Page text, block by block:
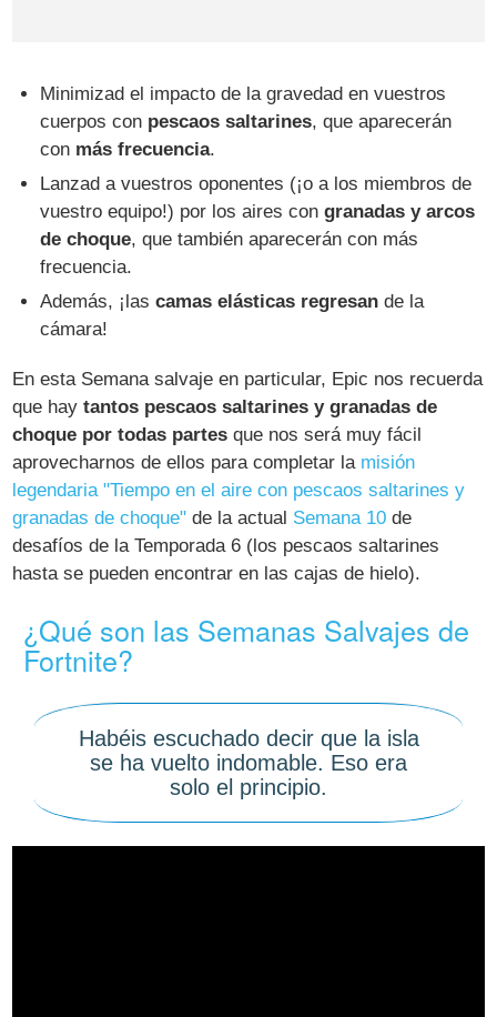
Minimizad el impacto de la gravedad en vuestros
cuerpos con pescaos saltarines, que aparecerán
con más frecuencia.
Lanzad a vuestros oponentes (¡o a los miembros de
vuestro equipo!) por los aires congranadas y arcos
de choque, que también aparecerán con más
frecuencia.
Además, ¡lascamas elásticas regresan de la
cámara!
En esta Semana salvaje en particular, Epic nos recuerda
que haytantos pescaos saltarines y granadas de
choque por todas partes que nos será muy fácil
aprovecharnos de ellos para completar la misión
legendaria "Tiempo en el aire con pescaos saltarines y
granadas de choque" de la actual Semana 10 de
desafíos de la Temporada 6 (los pescaos saltarines
hasta se pueden encontrar en las cajas de hielo).
¿Qué son las Semanas Salvajes de
Fortnite?
Habéis escuchado decir que la isla
se ha vuelto indomable. Eso era
solo el principio.